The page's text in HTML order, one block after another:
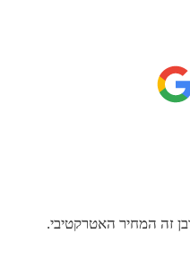
זה המחיר האטרקטיבי.